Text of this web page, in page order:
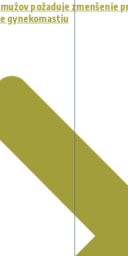
požaduje zmenšenie
gynekomastiu